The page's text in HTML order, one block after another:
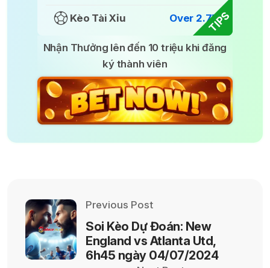
TIPS
Kèo Tài Xỉu Over 2.75
Nhận Thưởng lên đến 10 triệu khi đăng
ký thành viên
Previous Post
Soi Kèo Dự Đoán: New
England vs Atlanta Utd,
6h45 ngày 04/07/2024